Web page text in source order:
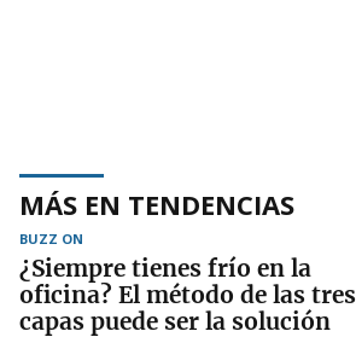
MÁS EN TENDENCIAS
BUZZ ON
¿Siempre tienes frío en la
oficina? El método de las tres
capas puede ser la solución